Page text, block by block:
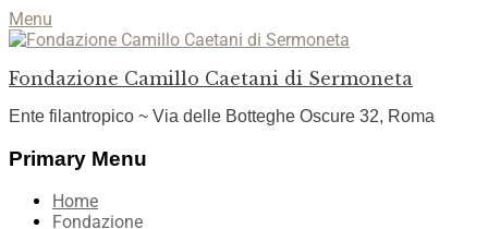
Menu
Fondazione Camillo Caetani di Sermoneta
Ente filantropico ~ Via delle Botteghe Oscure 32, Roma
Facebook
YouTube
Instagram
Primary Menu
Skip
Home
Fondazione